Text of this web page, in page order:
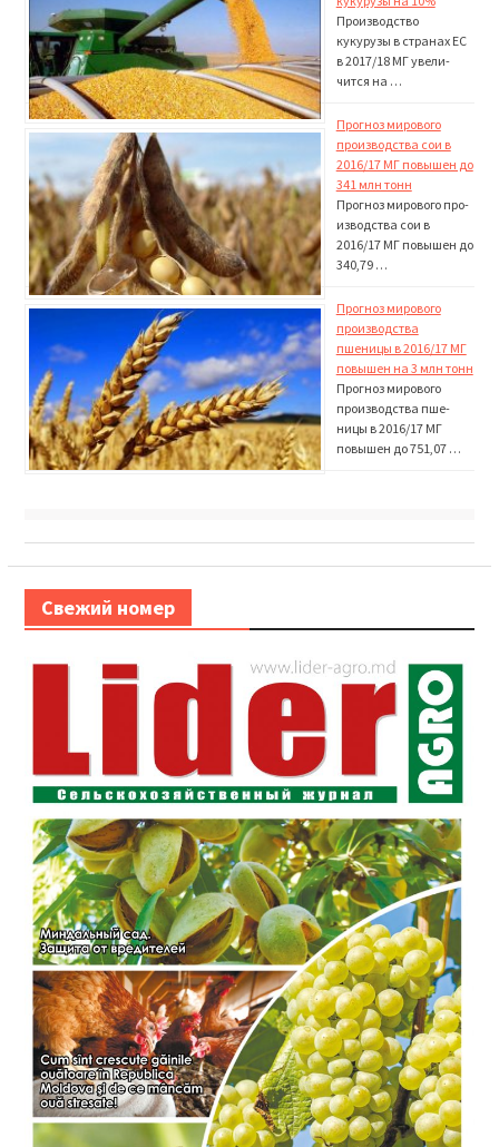
Производство
кукурузы в странах ЕС
в 2017/18 МГ увели­
чится на …
Прогноз мирового
производства сои в
2016/17 МГ повышен до
341 млн тонн
Прогноз мирового про­
изводства сои в
2016/17 МГ повышен до
340,79 …
Прогноз мирового
производства
пшеницы в 2016/17 МГ
повышен на 3 млн тонн
Прогноз мирового
производства пше­
ницы в 2016/17 МГ
повышен до 751,07 …
Свежий номер